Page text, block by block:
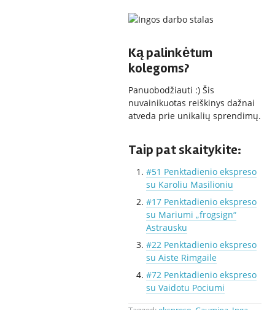
Ką palinkėtum
kolegoms?
Panuobodžiauti :) Šis
nuvainikuotas reiškinys dažnai
atveda prie unikalių sprendimų.
Taip pat skaitykite:
#51 Penktadienio ekspreso
su Karoliu Masilioniu
#17 Penktadienio ekspreso
su Mariumi „frogsign“
Astrausku
#22 Penktadienio ekspreso
su Aiste Rimgaile
#72 Penktadienio ekspreso
su Vaidotu Pociumi